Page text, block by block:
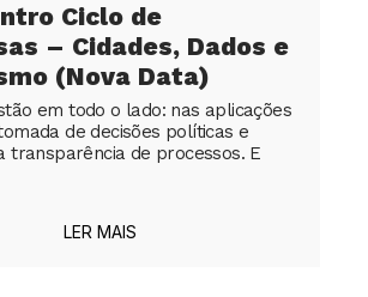
Ciclo de
– Cidades, Dados e
(Nova Data)
em todo o lado: nas aplicações
de decisões políticas e
transparência de processos. E
LER MAIS